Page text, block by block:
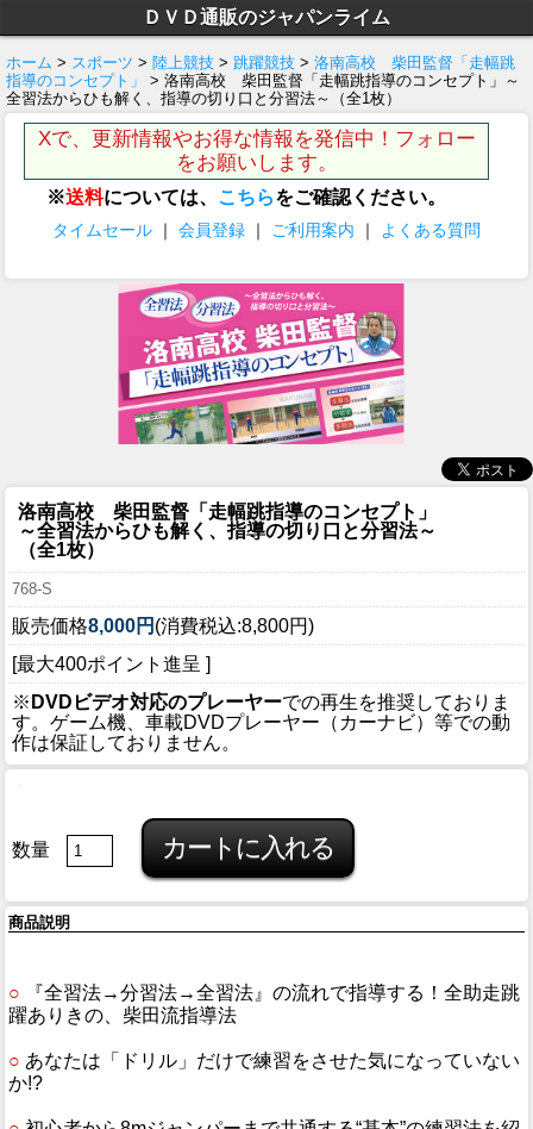
ＤＶＤ通販のジャパンライム
ホーム > スポーツ > 陸上競技 > 跳躍競技 > 洛南高校 柴田監督「走幅跳
指導のコンセプト」
> 洛南高校 柴田監督「走幅跳指導のコンセプト」～
全習法からひも解く、指導の切り口と分習法～（全1枚）
Xで、更新情報やお得な情報を発信中！フォロー
をお願いします。
※送料については、 こちらをご確認ください。
タイムセール ｜ 会員登録 ｜ ご利用案内 ｜ よくある質問
洛南高校 柴田監督「走幅跳指導のコンセプト」
～全習法からひも解く、指導の切り口と分習法～
（全1枚）
768-S
販売価格8,000円 (消費税込:8,800円)
[最大400ポイント進呈 ]
※ DVDビデオ対応のプレーヤーでの再生を推奨しておりま
す。ゲーム機、車載DVDプレーヤー（カーナビ）等での動
作は保証しておりません。
数量
商品説明
○ 『全習法→分習法→全習法』の流れで指導する！全助走跳
躍ありきの、柴田流指導法
○ あなたは「ドリル」だけで練習をさせた気になっていない
か!?